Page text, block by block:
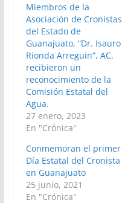
Miembros de la
Asociación de Cronistas
del Estado de
Guanajuato, “Dr. Isauro
Rionda Arreguin”, AC,
recibieron un
reconocimiento de la
Comisión Estatal del
Agua.
27 enero, 2023
En "Crónica"
Conmemoran el primer
Día Estatal del Cronista
en Guanajuato
25 junio, 2021
En "Crónica"